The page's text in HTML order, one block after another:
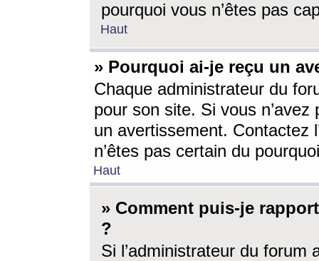
pourquoi vous n’êtes pas
Haut
» Pourquoi ai-je reçu un
Chaque administrateur du
pour son site. Si vous
un avertissement. Contactez
n’êtes pas certain du
Haut
» Comment puis-je
?
Si l’administrateur du forum